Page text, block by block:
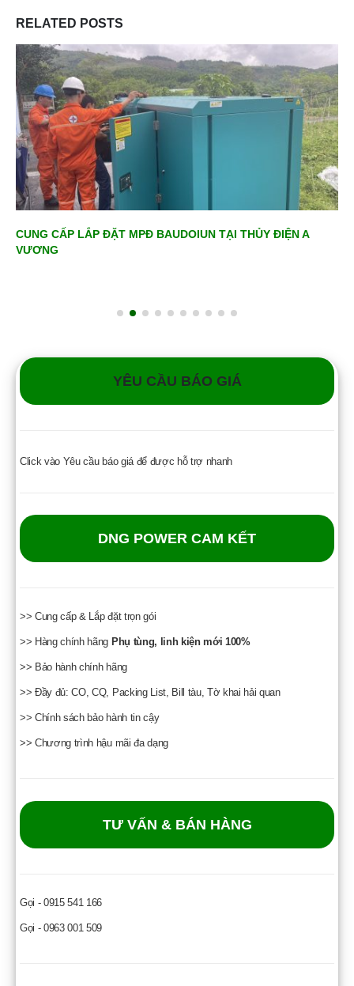
RELATED POSTS
CUNG CẤP LẮP ĐẶT MPĐ BAUDOIUN TẠI THỦY ĐIỆN A
VƯƠNG
YÊU CẦU BÁO GIÁ
Click vào Yêu cầu báo giá để được hỗ trợ nhanh
DNG POWER CAM KẾT
>> Cung cấp & Lắp đặt trọn gói
>> Hàng chính hãng Phụ tùng, linh kiện mới 100%
>> Bảo hành chính hãng
>> Đầy đủ: CO, CQ, Packing List, Bill tàu, Tờ khai hải quan
>> Chính sách bảo hành tin cậy
>> Chương trình hậu mãi đa dạng
TƯ VẤN & BÁN HÀNG
Gọi - 0915 541 166
Gọi - 0963 001 509